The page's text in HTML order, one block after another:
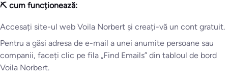
⛏️ cum funcționează:
Accesați site-ul web Voila Norbert și creați-vă un cont gratuit.
Pentru a găsi adresa de e-mail a unei anumite persoane sau
companii, faceți clic pe fila „Find Emails” din tabloul de bord
Voila Norbert.